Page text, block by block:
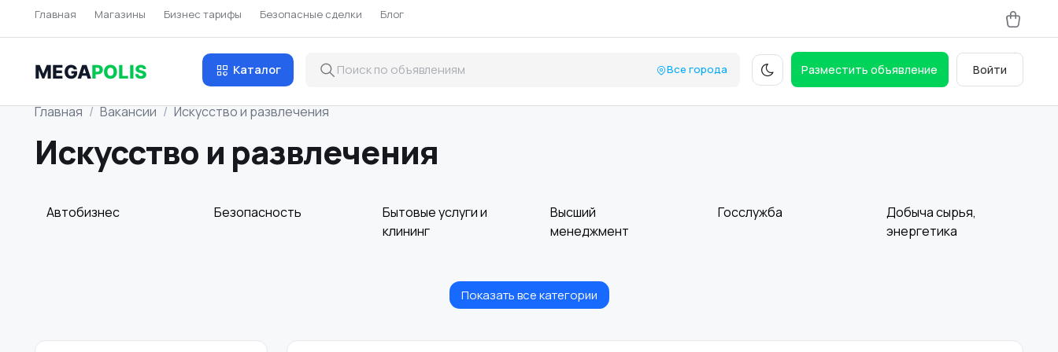
Главная Магазины Бизнес тарифы Безопасные сделки Блог
MEGAPOLIS Каталог Все города Разместить объявление Войти
Главная Вакансии Искусство и развлечения
Искусство и развлечения
Автобизнес Безопасность
Бытовые услуги и
клининг
Высший
менеджмент
Госслужба
Добыча сырья,
энергетика
Информационные
Искусство и
Показать все категории